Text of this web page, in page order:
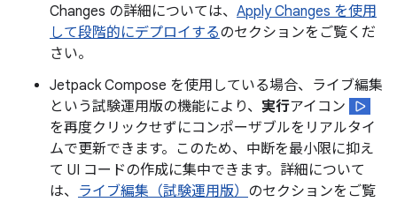
Changes の詳細については、 Apply Changes を使用
して段階的にデプロイするのセクションをご覧くだ
さい。
Jetpack Compose を使用している場合、ライブ編集
という試験運用版の機能により、 実行アイコン
を再度クリックせずにコンポーザブルをリアルタイ
ムで更新できます。このため、中断を最小限に抑え
て UI コードの作成に集中できます。詳細について
は、 ライブ編集（試験運用版） のセクションをご覧